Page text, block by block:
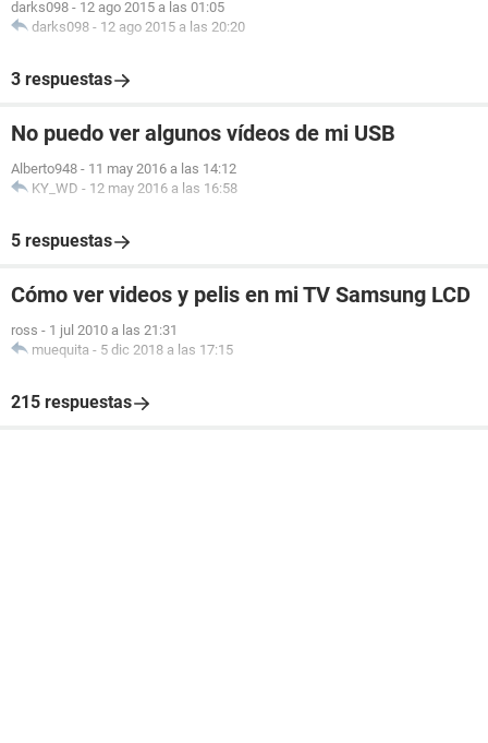
darks098 - 12 ago 2015 a las 01:05
darks098 - 12 ago 2015 a las 20:20
3 respuestas
No puedo ver algunos vídeos de mi USB
Alberto948 - 11 may 2016 a las 14:12
KY_WD - 12 may 2016 a las 16:58
5 respuestas
Cómo ver videos y pelis en mi TV Samsung LCD
ross - 1 jul 2010 a las 21:31
muequita - 5 dic 2018 a las 17:15
215 respuestas